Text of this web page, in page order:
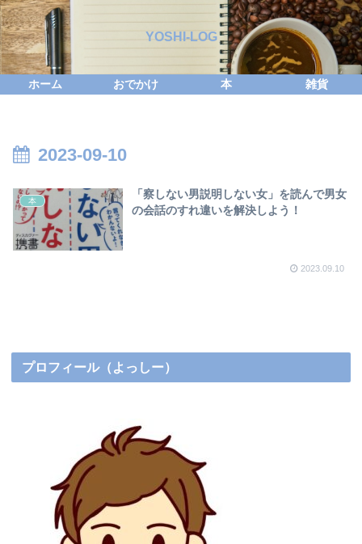
YOSHI-LOG
ホーム おでかけ 本 雑貨
2023-09-10
本
「察しない男説明しない女」を読んで男女
の会話のすれ違いを解決しよう！
2023.09.10
プロフィール（よっしー）